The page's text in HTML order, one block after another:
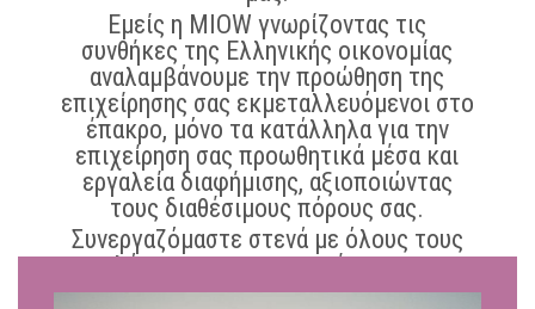
Εμείς η MIOW γνωρίζοντας τις
συνθήκες της Ελληνικής οικονομίας
αναλαμβάνουμε την προώθηση της
επιχείρησης σας εκμεταλλευόμενοι στο
έπακρο, μόνο τα κατάλληλα για την
επιχείρηση σας προωθητικά μέσα και
εργαλεία διαφήμισης, αξιοποιώντας
τους διαθέσιμους πόρους σας.
Συνεργαζόμαστε στενά με όλους τους
πελάτες μας και μετατρέπουμε τις
ανάγκες σας σε συγκεκριμένη